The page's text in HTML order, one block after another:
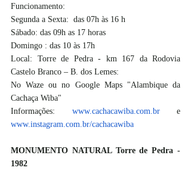
Funcionamento:
Segunda a Sexta:  das 07h às 16 h
Sábado: das 09h as 17 horas
Domingo : das 10 às 17h
Local: Torre de Pedra - km 167 da Rodovia
Castelo Branco – B. dos Lemes:
No Waze ou no Google Maps "Alambique da
Cachaça Wiba"
Informações: www.cachacawiba.com.br
www.instagram.com.br/cachacawiba
MONUMENTO NATURAL Torre de Pedra -
1982